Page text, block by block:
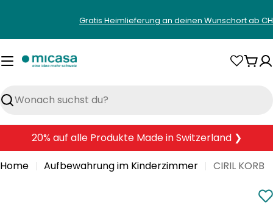
springen
Gratis Heimlieferung an deinen Wunschort ab
Suchen
20% auf alle Produkte Made in Switzerland ❯
Home
Aufbewahrung im Kinderzimmer CIRIL KORB